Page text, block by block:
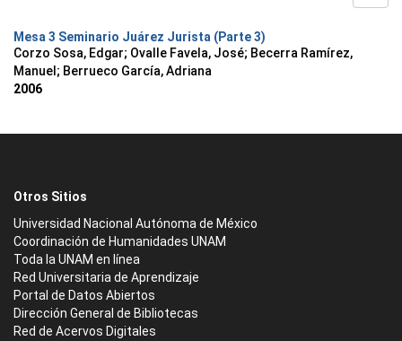
Mesa 3 Seminario Juárez Jurista (Parte 3)
Corzo Sosa, Edgar; Ovalle Favela, José; Becerra Ramírez,
Manuel ; Berrueco García, Adriana
2006
Otros Sitios
Universidad Nacional Autónoma de México
Coordinación de Humanidades UNAM
Toda la UNAM en línea
Red Universitaria de Aprendizaje
Portal de Datos Abiertos
Dirección General de Bibliotecas
Red de Acervos Digitales